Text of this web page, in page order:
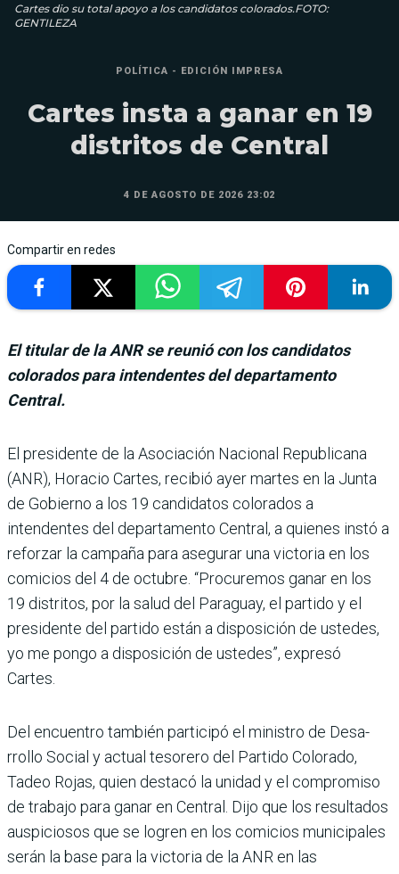
Cartes dio su total apoyo a los candidatos colorados.FOTO:
GENTILEZA
POLÍTICA - EDICIÓN IMPRESA
Cartes insta a ganar en 19
distritos de Central
4 DE AGOSTO DE 2026 23:02
Compartir en redes
El titular de la ANR se reunió con los candidatos
colorados para intendentes del departamento
Central.
El presidente de la Asociación Nacional Republicana
(ANR), Horacio Cartes, recibió ayer martes en la Junta
de Gobierno a los 19 candida­tos colorados a
intendentes del departamento Central, a quienes instó a
reforzar la campaña para asegurar una victoria en los
comicios del 4 de octubre. “Procuremos ganar en los
19 distritos, por la salud del Paraguay, el par­tido y el
presidente del par­tido están a disposición de ustedes,
yo me pongo a dis­posición de ustedes”, expresó
Cartes.
Del encuentro también par­ticipó el ministro de Desa­
rrollo Social y actual teso­rero del Partido Colorado,
Tadeo Rojas, quien destacó la unidad y el compromiso
de trabajo para ganar en Cen­tral. Dijo que los resultados
auspiciosos que se logren en los comicios municipales
serán la base para la victoria de la ANR en las